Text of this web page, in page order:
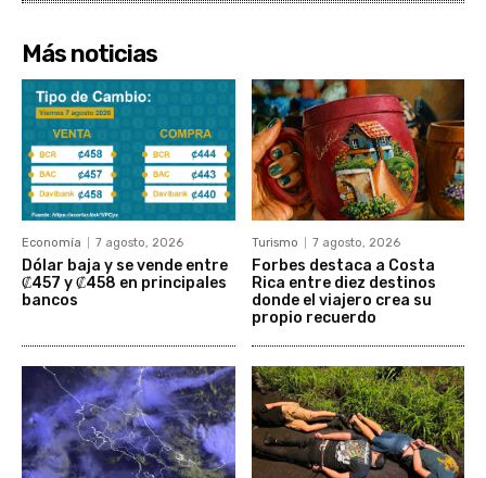
Más noticias
Economía 7 agosto, 2026
Dólar baja y se vende entre
₡457 y ₡458 en principales
bancos
Turismo 7 agosto, 2026
Forbes destaca a Costa
Rica entre diez destinos
donde el viajero crea su
propio recuerdo